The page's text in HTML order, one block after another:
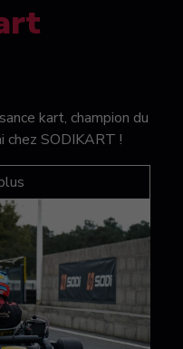
kart, champion du
chez SODIKART !